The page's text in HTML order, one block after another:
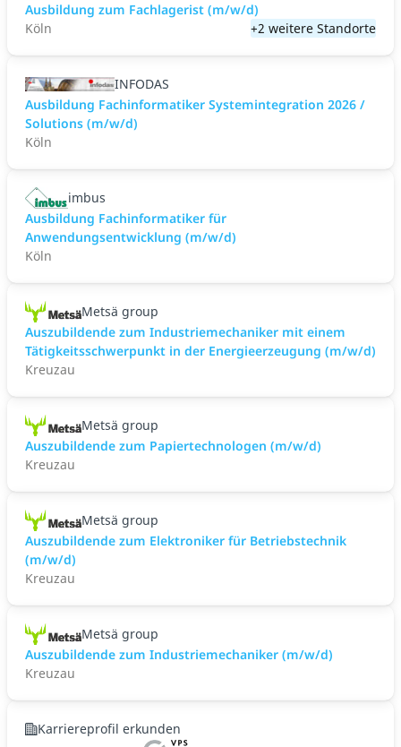
Ausbildung zum Fachlagerist (m/w/d)
Köln
+2 weitere Standorte
INFODAS
Ausbildung Fachinformatiker Systemintegration 2026 /
Solutions (m/w/d)
Köln
imbus
Ausbildung Fachinformatiker für
Anwendungsentwicklung (m/w/d)
Köln
Metsä group
Auszubildende zum Industriemechaniker mit einem
Tätigkeitsschwerpunkt in der Energieerzeugung (m/w/d)
Kreuzau
Metsä group
Auszubildende zum Papiertechnologen (m/w/d)
Kreuzau
Metsä group
Auszubildende zum Elektroniker für Betriebstechnik
(m/w/d)
Kreuzau
Metsä group
Auszubildende zum Industriemechaniker (m/w/d)
Kreuzau
Karriereprofil erkunden